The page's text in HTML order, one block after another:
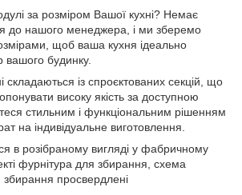
за розміром Вашої кухні? Немає
до нашого менеджера, і ми зберемо
щоб ваша кухня ідеально
вашого будинку.
складаються із спроєктованих секцій, що
високу якість за доступною
стильним і функціональним рішенням
на індивідуальне виготовлення.
в розібраному вигляді у фабричному
фурнітура для збирання, схема
просвердлені